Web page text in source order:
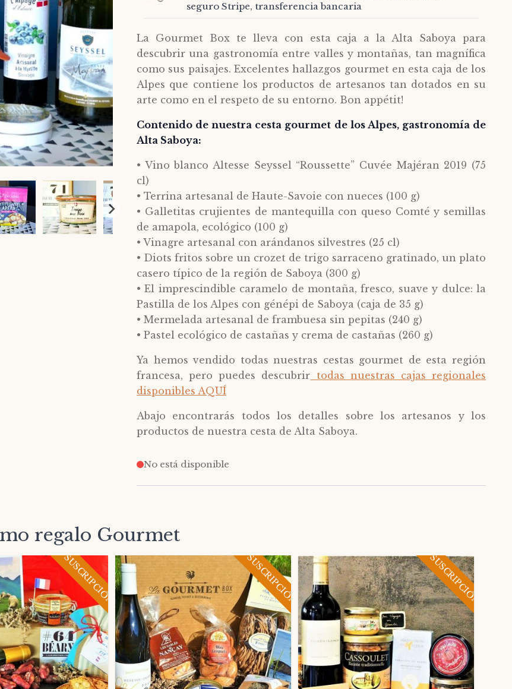
seguro Stripe, transferencia bancaria
La Gourmet Box te lleva con esta caja a la Alta Saboya para
descubrir una gastronomía entre valles y montañas, tan magnífica
como sus paisajes. Excelentes hallazgos gourmet en esta caja de los
Alpes que contiene los productos de artesanos tan dotados en su
arte como en el respeto de su entorno. Bon appétit!
Contenido de nuestra cesta gourmet de los Alpes, gastronomía de
Alta Saboya:
• Vino blanco Altesse Seyssel “Roussette” Cuvée Majéran 2019 (75
cl)
• Terrina artesanal de Haute-Savoie con nueces (100 g)
• Galletitas crujientes de mantequilla con queso Comté y semillas
de amapola, ecológico (100 g)
• Vinagre artesanal con arándanos silvestres (25 cl)
• Diots fritos sobre un crozet de trigo sarraceno gratinado, un plato
casero típico de la región de Saboya (300 g)
• El imprescindible caramelo de montaña, fresco, suave y dulce: la
Pastilla de los Alpes con génépi de Saboya (caja de 35 g)
• Mermelada artesanal de frambuesa sin pepitas (240 g)
• Pastel ecológico de castañas y crema de castañas (260 g)
Ya hemos vendido todas nuestras cestas gourmet de esta región
francesa, pero puedes descubrir todas nuestras cajas regionales
disponibles AQUÍ
Abajo encontrarás todos los detalles sobre los artesanos y los
productos de nuestra cesta de Alta Saboya.
No está disponible
regalo Gourmet
SUSCRIPCIÓN SUSCRIPCIÓN SUSCRIPCIÓN